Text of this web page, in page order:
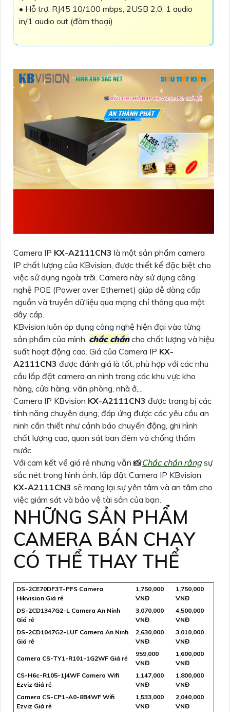
• Hỗ trợ: RJ45 10/100 mbps, 2USB 2.0, 1 audio
in/1 audio out (đàm thoại)
Camera IP KX-A2111CN3 là một sản phẩm camera
IP chất lượng của KBvision, được thiết kế đặc biệt cho
việc sử dụng ngoài trời. Camera này sử dụng công
nghệ POE (Power over Ethernet) giúp dễ dàng cấp
nguồn và truyền dữ liệu qua mạng chỉ thông qua một
dây cáp.
KBvision luôn áp dụng công nghệ hiện đại vào từng
sản phẩm của mình, chắc chắncho chất lượng và hiệu
suất hoạt động cao. Giá của Camera IP KX-
A2111CN3 được đánh giá là tốt, phù hợp với các nhu
cầu lắp đặt camera an ninh trong các khu vực kho
hàng, cửa hàng, văn phòng, nhà ở,...
Camera IP KBvision KX-A2111CN3 được trang bị các
tính năng chuyên dụng, đáp ứng được các yêu cầu an
ninh cần thiết như cảnh báo chuyển động, ghi hình
chất lượng cao, quan sát ban đêm và chống thấm
nước.
Với cam kết về giá rẻ nhưng vẫn 📸Chắc chắn rằngsự
sắc nét trong hình ảnh, lắp đặt Camera IP KBvision
KX-A2111CN3 sẽ mang lại sự yên tâm và an tâm cho
việc giám sát và bảo vệ tài sản của bạn.
NHỮNG SẢN PHẨM
CAMERA BÁN CHẠY
CÓ THỂ THAY THẾ
DS-2CE70DF3T-PFS Camera
Hikvision Giá rẻ
1,750,000
VNĐ
1,750,000
VNĐ
DS-2CD1347G2-L Camera An Ninh
Giá rẻ
3,070,000
VNĐ
4,500,000
VNĐ
DS-2CD1047G2-LUF Camera An Ninh
Giá rẻ
2,630,000
VNĐ
3,010,000
VNĐ
Camera CS-TY1-R101-1G2WF Giá rẻ
959,000
VNĐ
1,600,000
VNĐ
CS-H6c-R105-1J4WF Camera Wifi
Ezviz Giá rẻ
1,147,000
VNĐ
1,800,000
VNĐ
Camera CS-CP1-A0-8B4WF Wifi
Ezviz Giá rẻ
1,533,000
VNĐ
2,040,000
VNĐ